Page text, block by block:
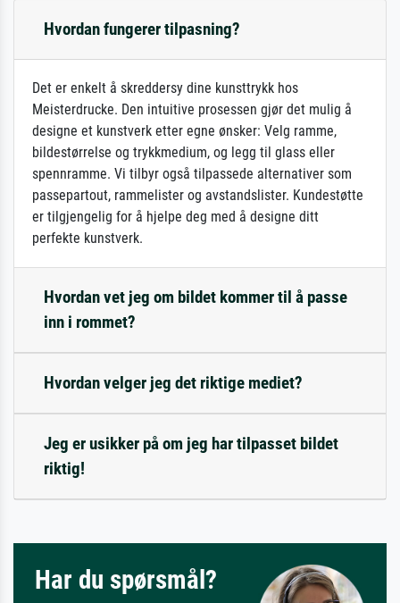
Hvordan fungerer tilpasning?
Det er enkelt å skreddersy dine kunsttrykk hos
Meisterdrucke. Den intuitive prosessen gjør det mulig å
designe et kunstverk etter egne ønsker: Velg ramme,
bildestørrelse og trykkmedium, og legg til glass eller
spennramme. Vi tilbyr også tilpassede alternativer som
passepartout, rammelister og avstandslister. Kundestøtte
er tilgjengelig for å hjelpe deg med å designe ditt
perfekte kunstverk.
Hvordan vet jeg om bildet kommer til å passe
inn i rommet?
Hvordan velger jeg det riktige mediet?
Jeg er usikker på om jeg har tilpasset bildet
riktig!
Har du spørsmål?